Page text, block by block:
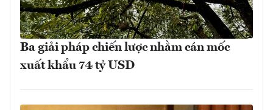
Ba giải pháp chiến lược nhằm cán mốc
xuất khẩu 74 tỷ USD